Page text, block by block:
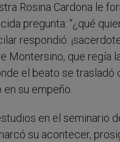
Rosina Cardona le
pregunta: “¿qué
respondió:
Montersino, que regía
el beato se trasladó
en su empeño.
en el seminario
su acontecer,